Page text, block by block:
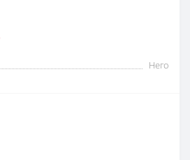
Него